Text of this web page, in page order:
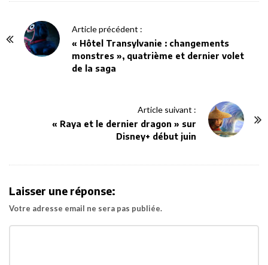
Article précédent :
« Hôtel Transylvanie : changements
monstres », quatrième et dernier volet
de la saga
Article suivant :
« Raya et le dernier dragon » sur
Disney+ début juin
Laisser une réponse:
Votre adresse email ne sera pas publiée.